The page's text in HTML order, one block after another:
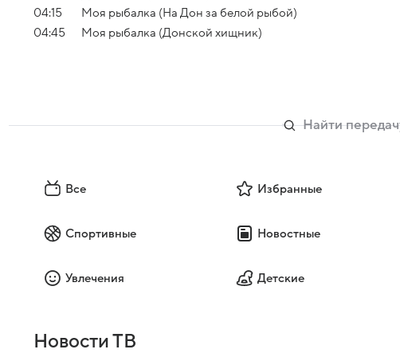
04:15
Моя рыбалка (На Дон за белой рыбой)
04:45
Моя рыбалка (Донской хищник)
Все Избранные
Спортивные Новостные
Увлечения Детские
Новости ТВ